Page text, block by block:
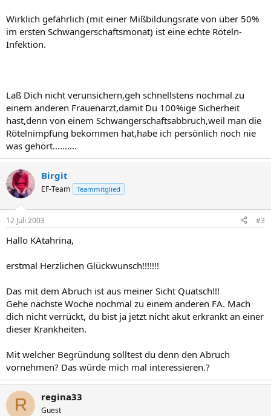
Wirklich gefährlich (mit einer Mißbildungsrate von über 50%
im ersten Schwangerschaftsmonat) ist eine echte Röteln-
Infektion.
Laß Dich nicht verunsichern,geh schnellstens nochmal zu
einem anderen Frauenarzt,damit Du 100%ige Sicherheit
hast,denn von einem Schwangerschaftsabbruch,weil man die
Rötelnimpfung bekommen hat,habe ich persönlich noch nie
was gehört..........
Birgit
EF-Team Teammitglied
12 Juli 2003 #3
Hallo KAtahrina,
erstmal Herzlichen Glückwunsch!!!!!!!
Das mit dem Abruch ist aus meiner Sicht Quatsch!!!
Gehe nächste Woche nochmal zu einem anderen FA. Mach
dich nicht verrückt, du bist ja jetzt nicht akut erkrankt an einer
dieser Krankheiten.
Mit welcher Begründung solltest du denn den Abruch
vornehmen? Das würde mich mal interessieren.?
R regina33
Guest